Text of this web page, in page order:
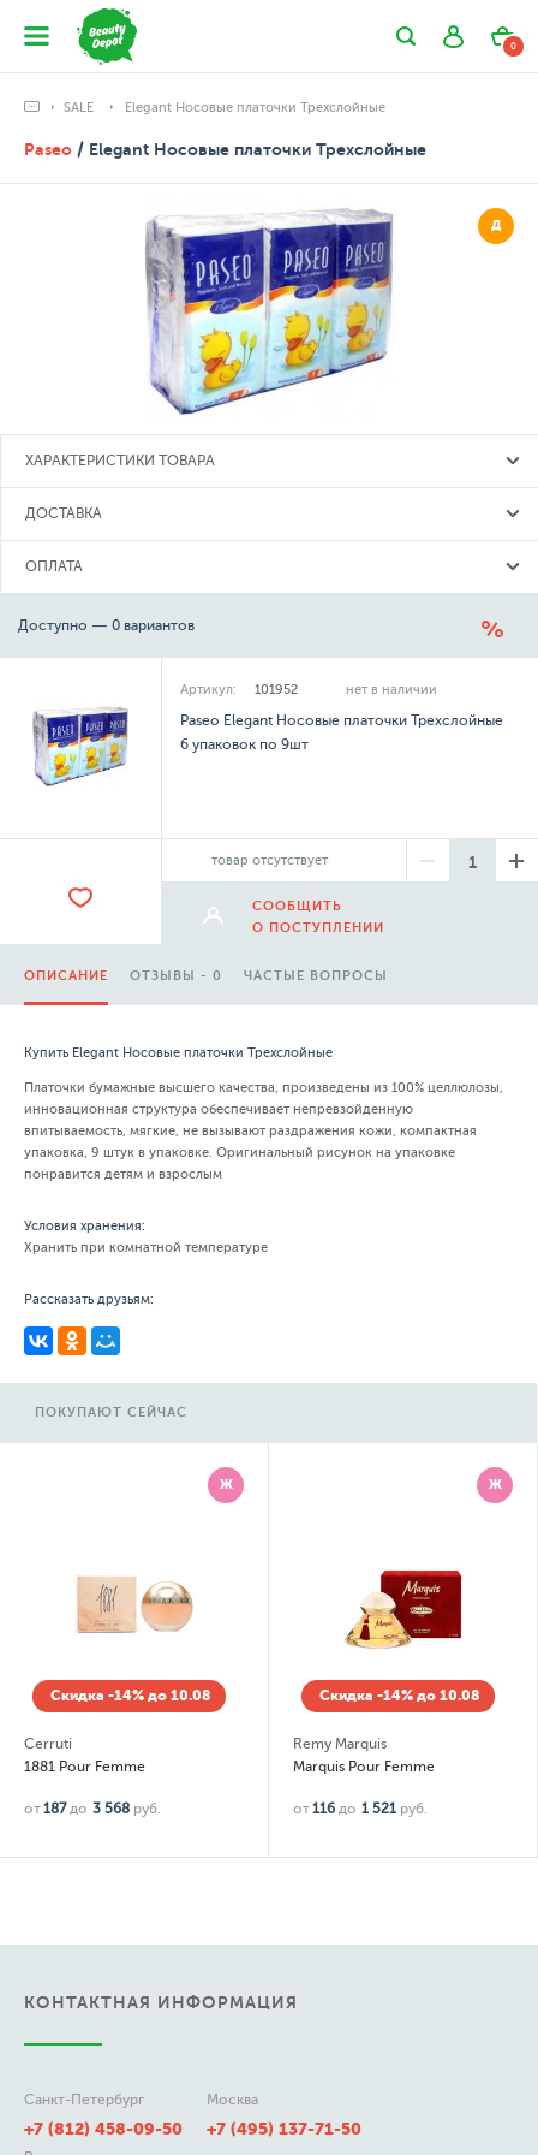
0
SALE Elegant Носовые платочки Трехслойные
Paseo / Elegant Носовые платочки Трехслойные
Д
ХАРАКТЕРИСТИКИ ТОВАРА
ДОСТАВКА
ОПЛАТА
Доступно — 0 вариантов
Артикул: 101952 нет в наличии
Paseo Elegant Носовые платочки Трехслойные
6 упаковок по 9шт
товар отсутствует
СООБЩИТЬ
О ПОСТУПЛЕНИИ
ОПИСАНИЕ ОТЗЫВЫ - 0 ЧАСТЫЕ ВОПРОСЫ
Купить Elegant Носовые платочки Трехслойные
Платочки бумажные высшего качества, произведены из 100% целлюлозы,
инновационная структура обеспечивает непревзойденную
впитываемость, мягкие, не вызывают раздражения кожи, компактная
упаковка, 9 штук в упаковке. Оригинальный рисунок на упаковке
понравится детям и взрослым
Условия хранения:
Хранить при комнатной температуре
Рассказать друзьям:
ПОКУПАЮТ СЕЙЧАС
Ж
Скидка -14% до 10.08
Cerruti
1881 Pour Femme
от187 до 3 568 руб.
Ж
Скидка -14% до 10.08
Remy Marquis
Marquis Pour Femme
от116 до 1 521 руб.
КОНТАКТНАЯ ИНФОРМАЦИЯ
Санкт-Петербург
+7 (812) 458-09-50
Москва
+7 (495) 137-71-50